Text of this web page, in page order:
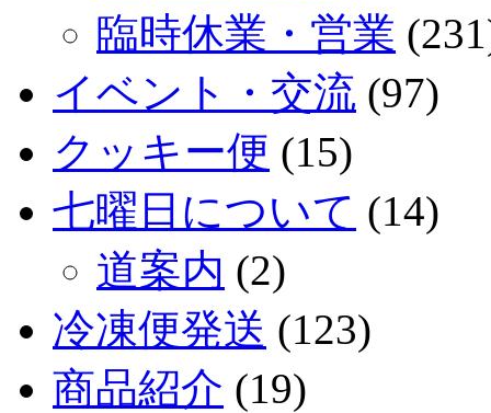
臨時休業・営業
イベント・交流 (97)
クッキー便 (15)
七曜日について (14)
道案内 (2)
冷凍便発送 (123)
商品紹介 (19)